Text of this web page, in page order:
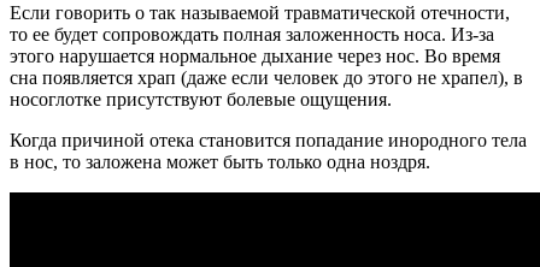
Если говорить о так называемой травматической отечности,
то ее будет сопровождать полная заложенность носа. Из-за
этого нарушается нормальное дыхание через нос. Во время
сна появляется храп (даже если человек до этого не храпел), в
носоглотке присутствуют болевые ощущения.
Когда причиной отека становится попадание инородного тела
в нос, то заложена может быть только одна ноздря.